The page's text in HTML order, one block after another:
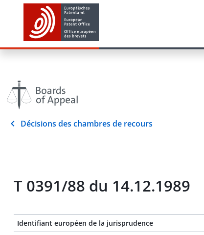
Décisions des chambres de recours
T 0391/88 du 14.12.1989
Identifiant européen de la jurisprudence